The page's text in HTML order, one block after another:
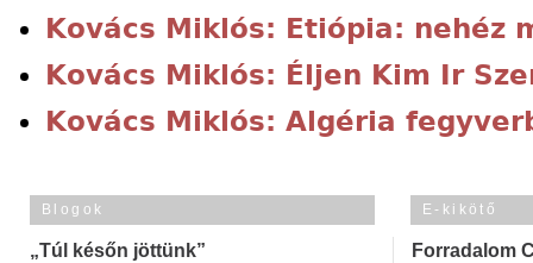
Kovács Miklós: Etiópia: nehéz
Kovács Miklós: Éljen Kim Ir
Kovács Miklós: Algéria
Blogok
„Túl későn jöttünk”
E-kikötő
Forradalom